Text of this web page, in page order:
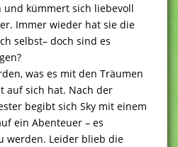
und kümmert sich liebevoll
Immer wieder hat sie die
selbst– doch sind es
was es mit den Träumen
auf sich hat. Nach der
begibt sich Sky mit einem
ein Abenteuer – es
werden. Leider blieb die